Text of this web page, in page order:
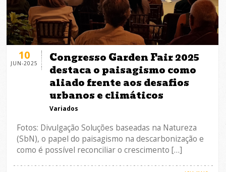
10
JUN-2025
Congresso Garden Fair 2025
destaca o paisagismo como
aliado frente aos desafios
urbanos e climáticos
Variados
Fotos: Divulgação Soluções baseadas na Natureza
(SbN), o papel do paisagismo na descarbonização e
como é possível reconciliar o crescimento […]